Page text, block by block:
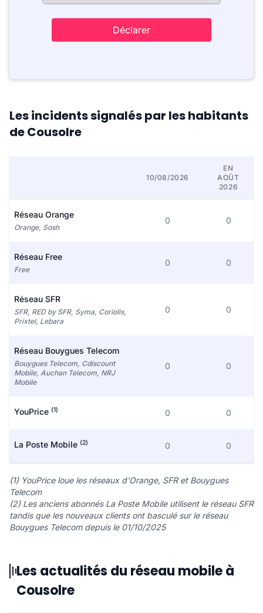
Déclarer
Les incidents signalés par les habitants
de Cousolre
10/08/2026
EN
AOÛT
2026
Réseau Orange
Orange, Sosh
0 0
Réseau Free
Free
0 0
Réseau SFR
SFR, RED by SFR, Syma, Coriolis,
Prixtel, Lebara
0 0
Réseau Bouygues Telecom
Bouygues Telecom, Cdiscount
Mobile, Auchan Telecom, NRJ
Mobile
0 0
YouPrice (1) 0 0
La Poste Mobile (2) 0 0
(1) YouPrice loue les réseaux d'Orange, SFR et Bouygues
Telecom
(2) Les anciens abonnés La Poste Mobile utilisent le réseau SFR
tandis que les nouveaux clients ont basculé sur le réseau
Bouygues Telecom depuis le 01/10/2025
Les actualités du réseau mobile à
Cousolre